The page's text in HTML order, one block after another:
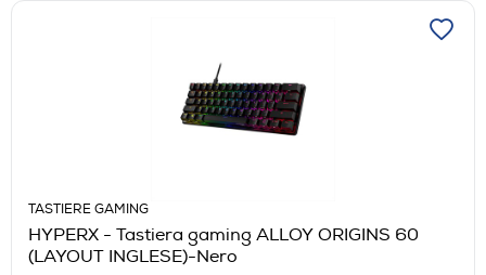
TASTIERE GAMING
HYPERX - Tastiera gaming ALLOY ORIGINS 60
(LAYOUT INGLESE)-Nero